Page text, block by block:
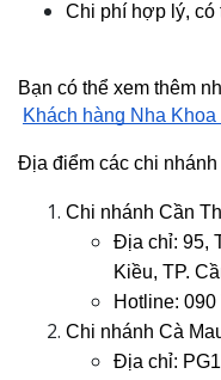
Chi phí hợp lý, có
Bạn có thể xem thêm
Khách hàng Nha
Địa điểm các chi
Chi nhánh Cần
Địa chỉ: 95,
Kiều, TP.
Hotline:
Chi nhánh Cà
Địa chỉ: